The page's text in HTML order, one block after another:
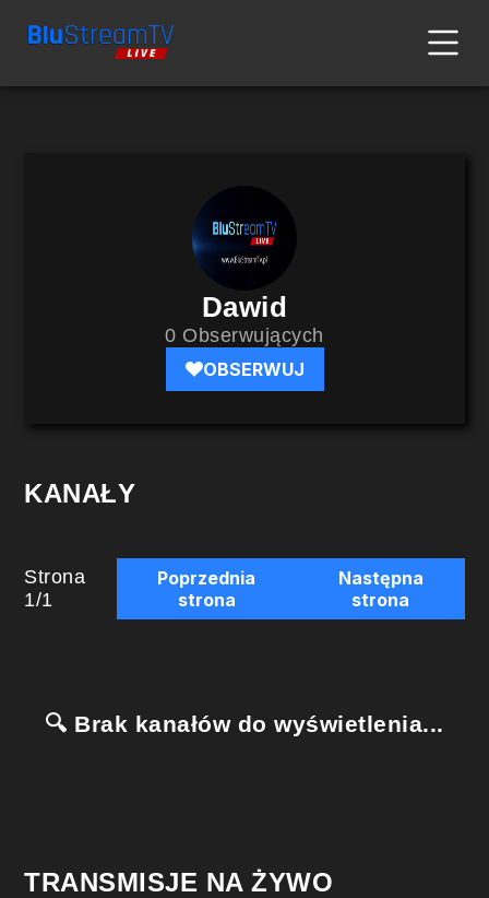
Dawid
0 Obserwujących
OBSERWUJ
KANAŁY
Strona
1/1
Poprzednia
strona
Następna
strona
🔍 Brak kanałów do wyświetlenia...
TRANSMISJE NA ŻYWO